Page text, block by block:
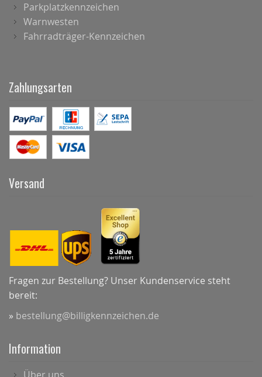
Parkplatzkennzeichen
Warnwesten
Fahrradträger-Kennzeichen
Zahlungsarten
Versand
Fragen zur Bestellung? Unser Kundenservice steht
bereit:
» bestellung@billigkennzeichen.de
Information